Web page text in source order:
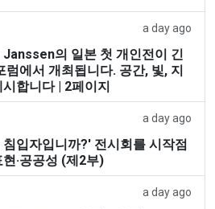
a day ago
의 일본 첫 개인전이 긴
럼에서 개최됩니다. 공간, 빛, 지
합니다 | 2페이지
a day ago
입자입니까?' 전시회를 시작점
·공공성 (제2부)
a day ago